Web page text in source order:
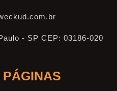
- SP CEP: 03186-020